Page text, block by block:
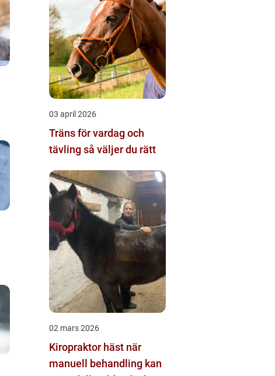
03 april 2026
Träns för vardag och
tävling så väljer du rätt
02 mars 2026
Kiropraktor häst när
manuell behandling kan